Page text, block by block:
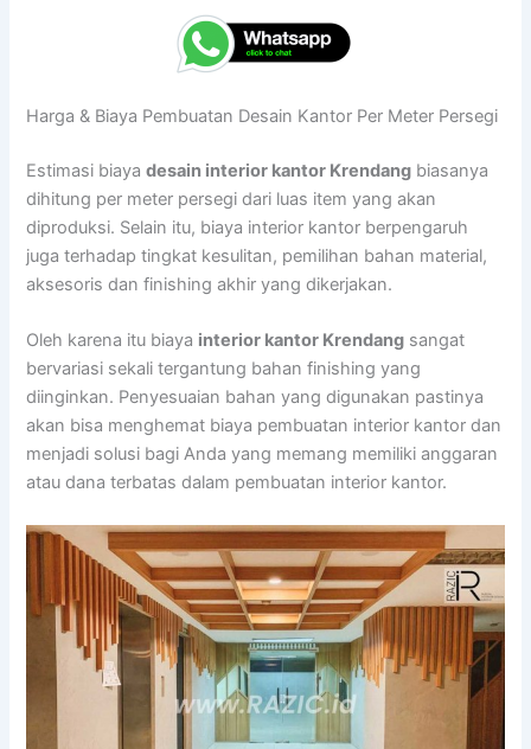
Harga & Biaya Pembuatan Desain Kantor Per Meter Persegi
Estimasi biayadesain interior kantor Krendang biasanya
dihitung per meter persegi dari luas item yang akan
diproduksi. Selain itu, biaya interior kantor berpengaruh
juga terhadap tingkat kesulitan, pemilihan bahan material,
aksesoris dan finishing akhir yang dikerjakan.
Oleh karena itu biaya interior kantor Krendang sangat
bervariasi sekali tergantung bahan finishing yang
diinginkan. Penyesuaian bahan yang digunakan pastinya
akan bisa menghemat biaya pembuatan interior kantor dan
menjadi solusi bagi Anda yang memang memiliki anggaran
atau dana terbatas dalam pembuatan interior kantor.